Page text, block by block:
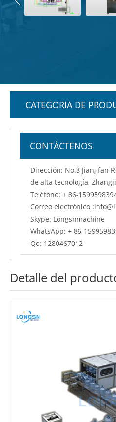
CATEGORIA DE
CONTÁCTENOS
Dirección: No.8 Jiangfan
de alta tecnología,
Teléfono: + 86-
Correo electrónico :
Skype: Longsnmachine
WhatsApp: + 86-
Qq: 1280467012
Detalle del